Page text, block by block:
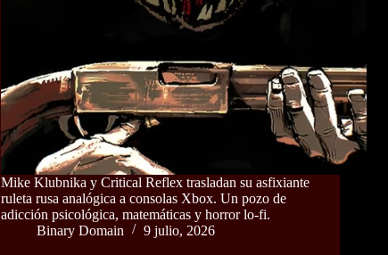
Mike Klubnika y Critical Reflex trasladan su asfixiante
ruleta rusa analógica a consolas Xbox. Un pozo de
adicción psicológica, matemáticas y horror lo-fi.
Binary Domain
9 julio, 2026